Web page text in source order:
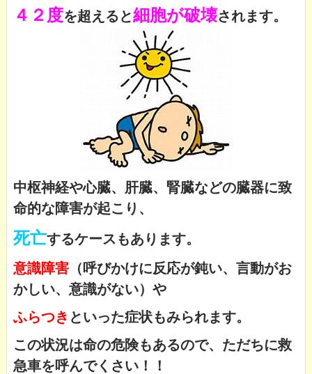
４２度を超えると細胞が破壊されます。
中枢神経や心臓、肝臓、腎臓などの臓器に致
命的な障害が起こり、
死亡するケースもあります。
意識障害（呼びかけに反応が鈍い、言動がお
かしい、意識がない） や
ふらつき といった症状もみられます。
この状況は命の危険もあるので、ただちに救
急車を呼んでくさい！！